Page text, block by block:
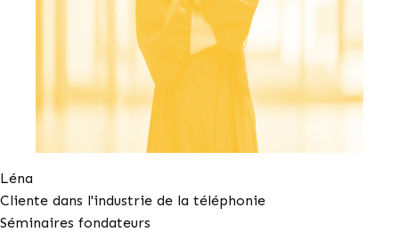
Léna
Cliente dans l'industrie de la téléphonie
Séminaires fondateurs